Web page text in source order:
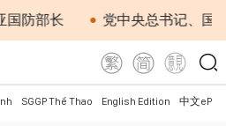
部长 党中央总书记、国家
SGGP Thể Thao English Edition 中文